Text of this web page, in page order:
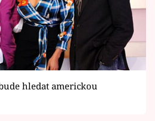
Vary
hledat americkou